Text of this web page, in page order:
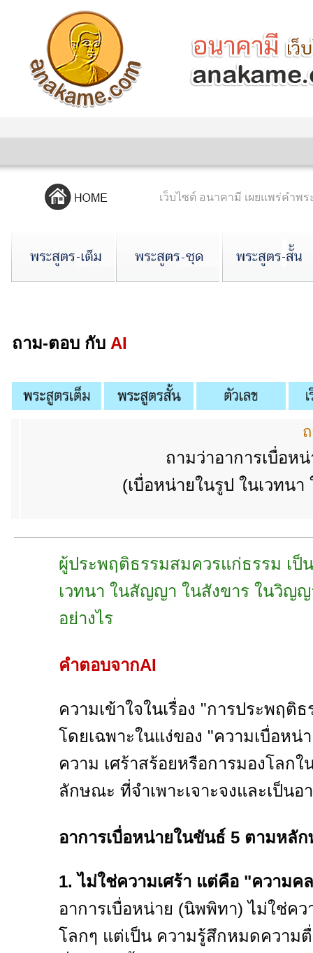
เว็บไซต์ อนาคามี เผยแพร่คำพ
ถาม-ตอบ กับ AI
ถามว่าอาการเบื่อห
(เบื่อหน่ายในรูป ในเวท
ผู้ประพฤติธรรมสมควรแก่ธรรม เป็
เวทนา ในสัญญา ในสังขาร ในวิญ
อย่างไร
คำตอบจากAI
ความเข้าใจในเรื่อง "การประพฤ
โดยเฉพาะในแง่ของ "ความเบื่อห
ความ เศร้าสร้อยหรือการมองโลก
ลักษณะ ที่จำเพาะเจาะจงและเป็น
อาการเบื่อหน่ายในขันธ์ 5 ตามห
1. ไม่ใช่ความเศร้า แต่คือ "ความค
อาการเบื่อหน่าย (นิพพิทา) ไม่ใช่ค
โลกๆ แต่เป็น ความรู้สึกหมดความตื่